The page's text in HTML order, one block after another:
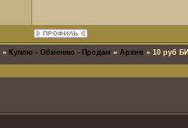
» Куплю - Обменяю - Продам » Архив » 10 руб